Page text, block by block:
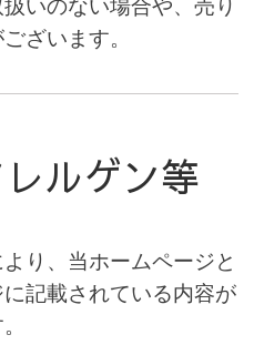
いのない場合や、売り
ざいます。
ルゲン等
り、当ホームページと
記載されている内容が